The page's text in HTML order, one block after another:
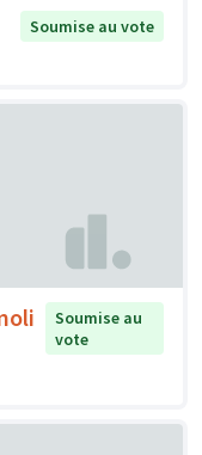
Soumise au vote
Soumise au
vote